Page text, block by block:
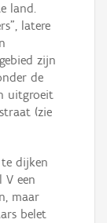
land.
latere
zijn
de
uitgroeit
(zie
dijken
V een
maar
belet